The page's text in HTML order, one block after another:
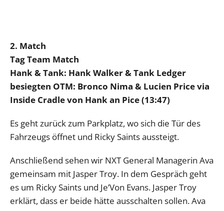
2. Match
Tag Team Match
Hank & Tank: Hank Walker & Tank Ledger
besiegten OTM: Bronco Nima & Lucien Price via
Inside Cradle von Hank an Pice (13:47)
Es geht zurück zum Parkplatz, wo sich die Tür des
Fahrzeugs öffnet und Ricky Saints aussteigt.
Anschließend sehen wir NXT General Managerin Ava
gemeinsam mit Jasper Troy. In dem Gespräch geht
es um Ricky Saints und Je’Von Evans. Jasper Troy
erklärt, dass er beide hätte ausschalten sollen. Ava